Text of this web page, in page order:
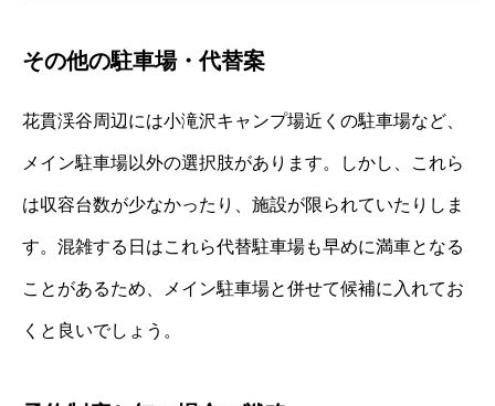
その他の駐車場・代替案
花貫渓谷周辺には小滝沢キャンプ場近くの駐車場など、
メイン駐車場以外の選択肢があります。しかし、これら
は収容台数が少なかったり、施設が限られていたりしま
す。混雑する日はこれら代替駐車場も早めに満車となる
ことがあるため、メイン駐車場と併せて候補に入れてお
くと良いでしょう。